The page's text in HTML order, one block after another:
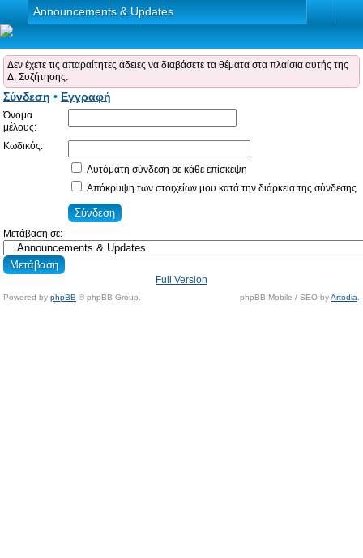
Announcements & Updates
Δεν έχετε τις απαραίτητες άδειες να διαβάσετε τα θέματα στα πλαίσια αυτής της
Δ. Συζήτησης.
Σύνδεση • Εγγραφή
Όνομα
μέλους:
Κωδικός:
Αυτόματη σύνδεση σε κάθε επίσκεψη
Απόκρυψη των στοιχείων μου κατά την διάρκεια της σύνδεσης
Μετάβαση σε:
Full Version
Powered by phpBB © phpBB Group. phpBB Mobile / SEO byArtodia